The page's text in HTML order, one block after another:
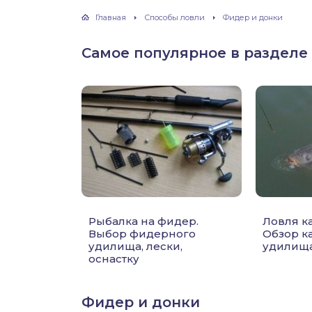
Главная Способы ловли Фидер и донки
Самое популярное в разделе
Рыбалка на фидер.
Выбор фидерного
удилища, лески,
оснастку
Ловля
Обзор
Фидер и донки